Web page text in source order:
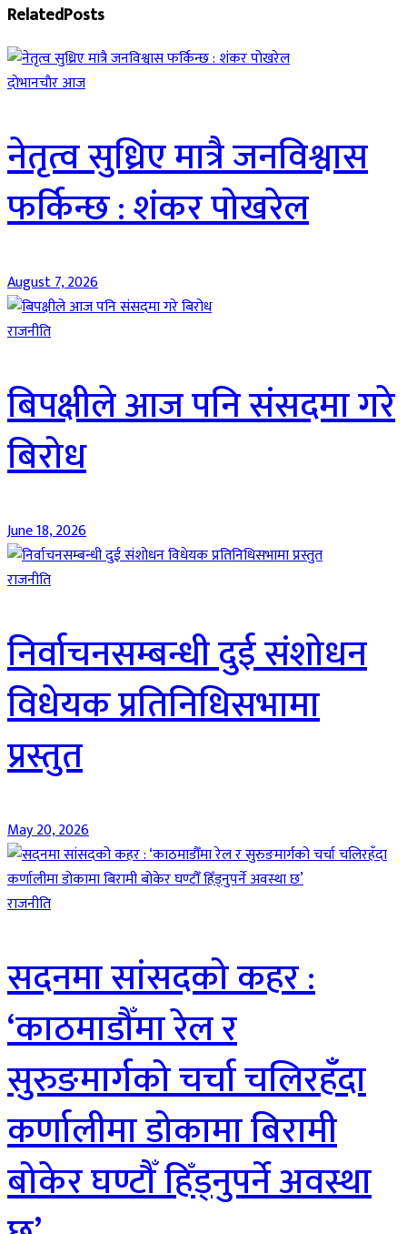
RelatedPosts
दाेभानचाैर आज
नेतृत्व सुध्रिए मात्रै जनविश्वास
फर्किन्छ : शंकर पोखरेल
August 7, 2026
राजनीति
बिपक्षीले आज पनि संसदमा गरे
बिरोध
June 18, 2026
राजनीति
निर्वाचनसम्बन्धी दुई संशोधन
विधेयक प्रतिनिधिसभामा
प्रस्तुत
May 20, 2026
राजनीति
सदनमा सांसदको कहर :
‘काठमाडौँमा रेल र
सुरुङमार्गको चर्चा चलिरहँदा
कर्णालीमा डोकामा बिरामी
बोकेर घण्टौँ हिँड्नुपर्ने अवस्था